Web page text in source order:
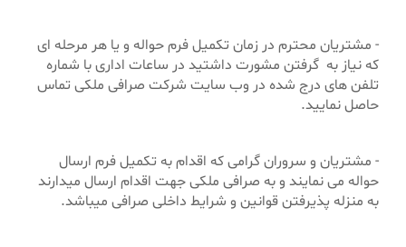
- مشتریان محترم در زمان تکمیل فرم حواله و یا هر مرحله ای
که نیاز به گرفتن مشورت داشتید در ساعات اداری با شماره
تلفن های درج شده در وب سایت شرکت صرافی ملکی تماس
حاصل نمایید.
- مشتریان و سروران گرامی که اقدام به تکمیل فرم ارسال
حواله می نمایند و به صرافی ملکی جهت اقدام ارسال میدارند
به منزله پذیرفتن قوانین و شرایط داخلی صرافی میباشد.